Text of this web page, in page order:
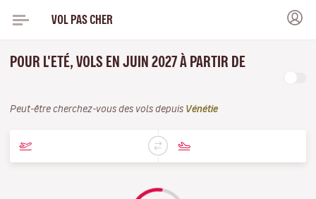
VOL PAS CHER
POUR L'ETÉ, VOLS EN JUIN 2027 À PARTIR DE
Peut-être cherchez-vous des vols depuis Vénétie